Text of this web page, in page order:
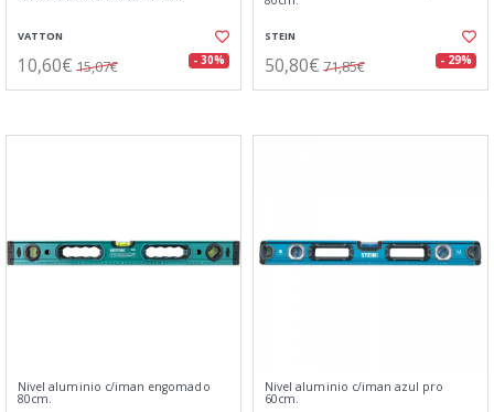
VATTON
10,60€ 15,07€ - 30%
STEIN
50,80€ 71,85€ - 29%
Nivel aluminio c/iman engomado
80cm.
Nivel aluminio c/iman azul pro
60cm.